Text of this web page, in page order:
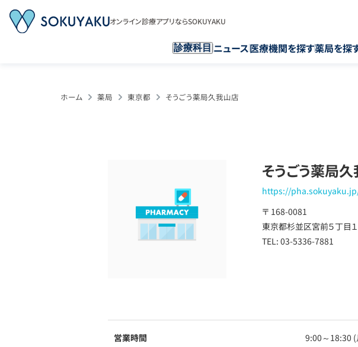
オンライン診療アプリならSOKUYAKU
診療科目 ニュース医療機関を探す薬局を探
ホーム 薬局 東京都 そうごう薬局久我山店
そうごう薬局
https://
〒 168-0081
東京都杉並区宮前５丁目
TEL: 03-5336-7881
営業時間
9:00～18:30 (